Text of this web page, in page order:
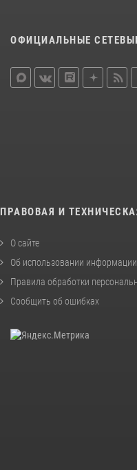
ОФИЦИАЛЬНЫЕ
ПРАВОВАЯ И
О сайте
Об использовании
Правила обработки
Сообщить об ошибках